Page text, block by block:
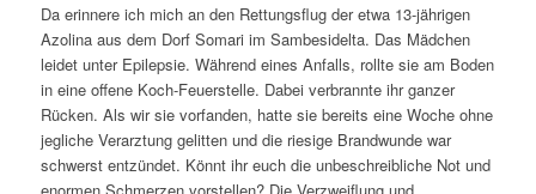
Da erinnere ich mich an den Rettungsflug der etwa 13-jährigen
Azolina aus dem Dorf Somari im Sambesidelta. Das Mädchen
leidet unter Epilepsie. Während eines Anfalls, rollte sie am Boden
in eine offene Koch-Feuerstelle. Dabei verbrannte ihr ganzer
Rücken. Als wir sie vorfanden, hatte sie bereits eine Woche ohne
jegliche Verarztung gelitten und die riesige Brandwunde war
schwerst entzündet. Könnt ihr euch die unbeschreibliche Not und
enormen Schmerzen vorstellen? Die Verzweiflung und